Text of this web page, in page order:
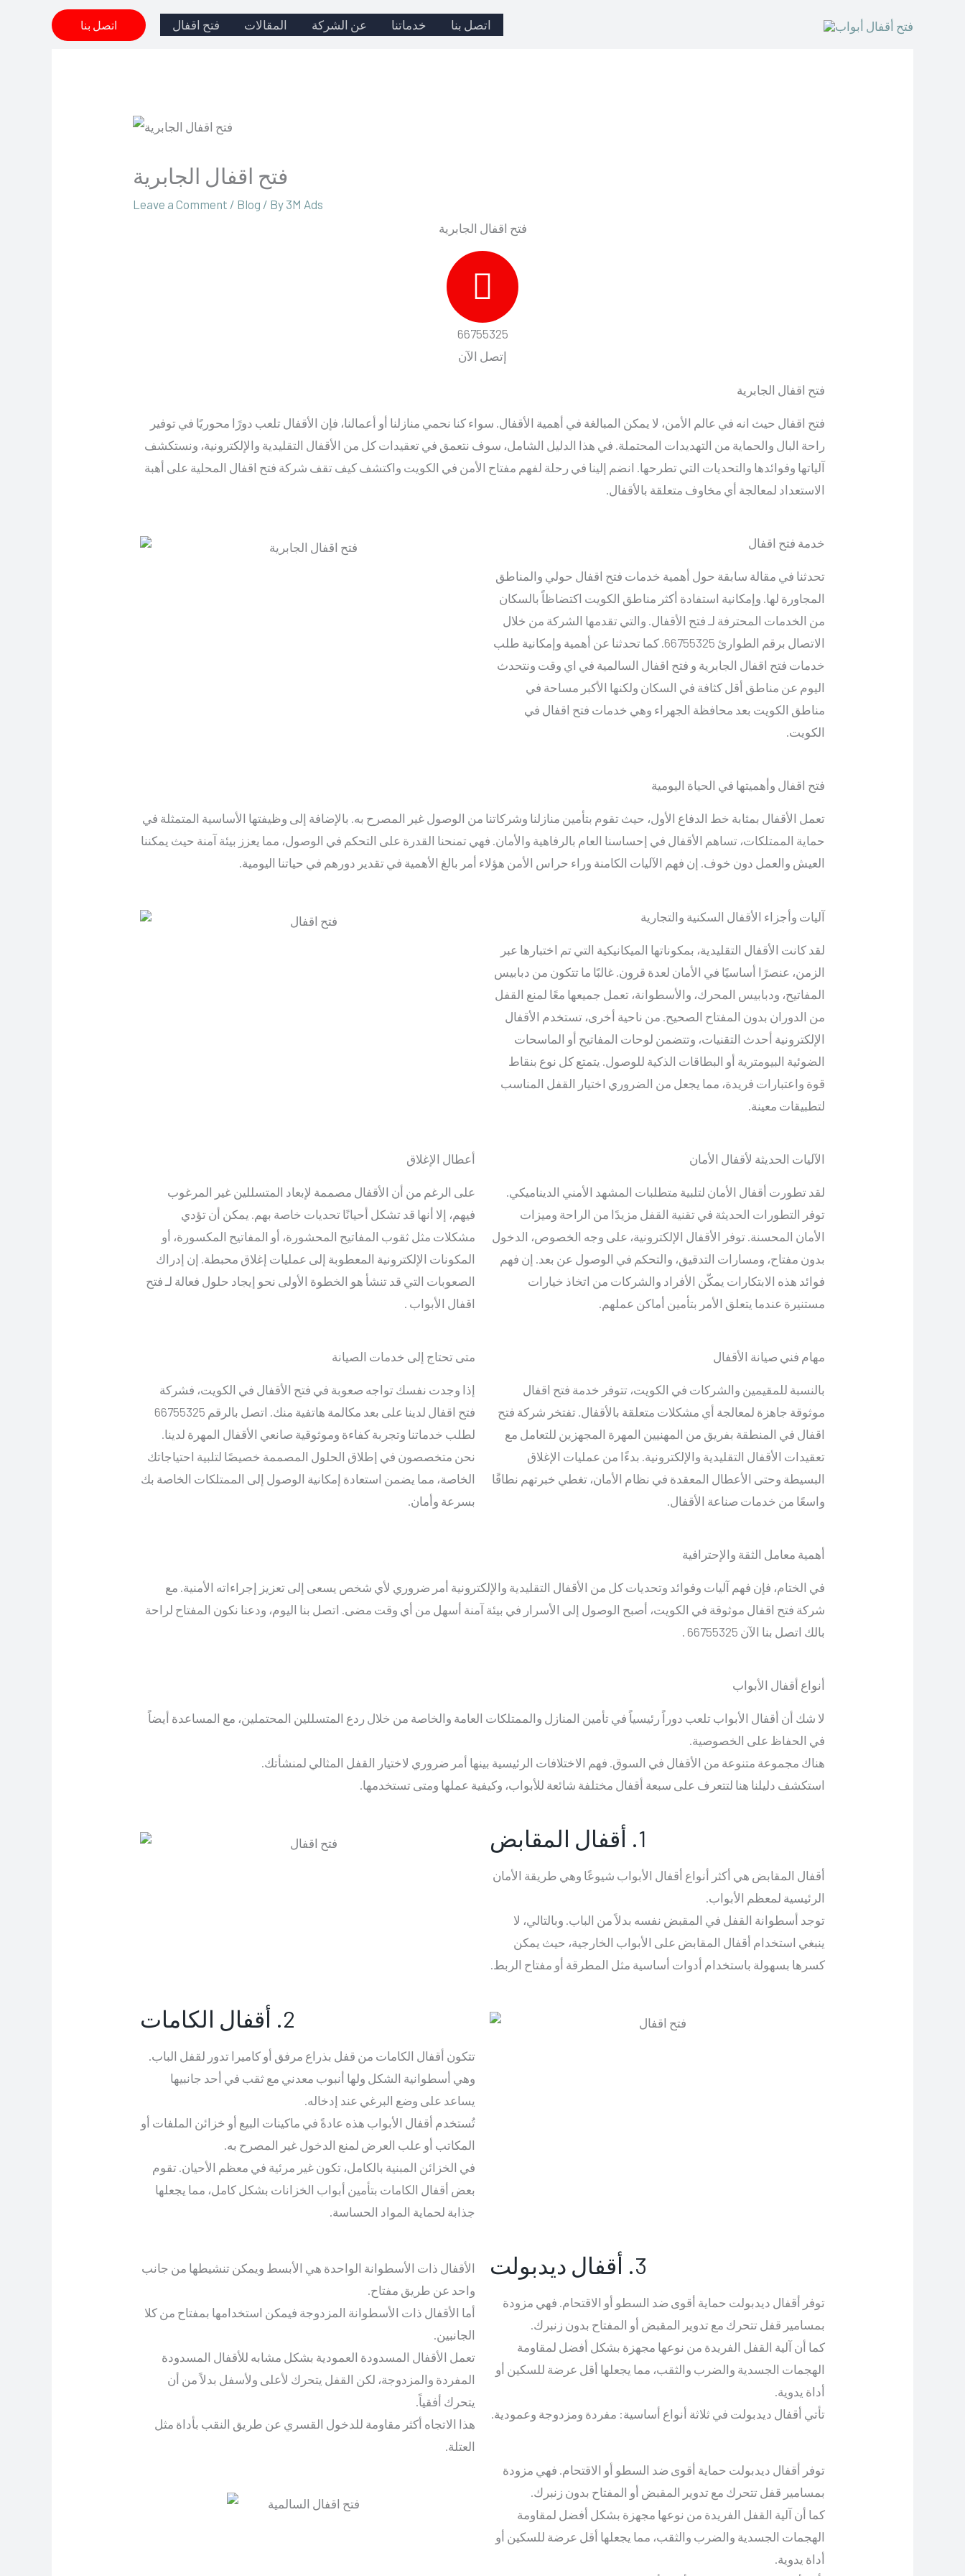
اتصل بنا فتح اقفال المقالات عن الشركة خدماتنا اتصل بنا
فتح اقفال الجابرية
Leave a Comment / Blog / By ‪3M Ads‬‏
فتح اقفال الجابرية
66755325
إتصل الآن
فتح اقفال الجابرية
فتح اقفال حيث انه في عالم الأمن، لا يمكن المبالغة في أهمية الأقفال. سواء كنا نحمي منازلنا أو أعمالنا، فإن الأقفال تلعب دورًا محوريًا في توفير
راحة البال والحماية من التهديدات المحتملة. في هذا الدليل الشامل، سوف نتعمق في تعقيدات كل من الأقفال التقليدية والإلكترونية، ونستكشف
آلياتها وفوائدها والتحديات التي تطرحها. انضم إلينا في رحلة لفهم مفتاح الأمن في الكويت واكتشف كيف تقف شركة فتح اقفال المحلية على أهبة
الاستعداد لمعالجة أي مخاوف متعلقة بالأقفال.
خدمة فتح اقفال
تحدثنا في مقالة سابقة حول أهمية خدمات فتح اقفال حولي والمناطق
المجاورة لها. وإمكانية استفادة أكثر مناطق الكويت اكتضاظاً بالسكان
من الخدمات المحترفة لـ فتح الأقفال. والتي تقدمها الشركة من خلال
الاتصال برقم الطوارئ 66755325. كما تحدثنا عن أهمية وإمكانية طلب
خدمات فتح اقفال الجابرية و فتح اقفال السالمية في اي وقت ونتحدث
اليوم عن مناطق أقل كثافة في السكان ولكنها الأكبر مساحة في
مناطق الكويت بعد محافظة الجهراء وهي خدمات فتح اقفال في
الكويت.
فتح اقفال وأهميتها في الحياة اليومية
تعمل الأقفال بمثابة خط الدفاع الأول، حيث تقوم بتأمين منازلنا وشركاتنا من الوصول غير المصرح به. بالإضافة إلى وظيفتها الأساسية المتمثلة في
حماية الممتلكات، تساهم الأقفال في إحساسنا العام بالرفاهية والأمان. فهي تمنحنا القدرة على التحكم في الوصول، مما يعزز بيئة آمنة حيث يمكننا
العيش والعمل دون خوف. إن فهم الآليات الكامنة وراء حراس الأمن هؤلاء أمر بالغ الأهمية في تقدير دورهم في حياتنا اليومية.
آليات وأجزاء الأقفال السكنية والتجارية
لقد كانت الأقفال التقليدية، بمكوناتها الميكانيكية التي تم اختبارها عبر
الزمن، عنصرًا أساسيًا في الأمان لعدة قرون. غالبًا ما تتكون من دبابيس
المفاتيح، ودبابيس المحرك، والأسطوانة، تعمل جميعها معًا لمنع القفل
من الدوران بدون المفتاح الصحيح. من ناحية أخرى، تستخدم الأقفال
الإلكترونية أحدث التقنيات، وتتضمن لوحات المفاتيح أو الماسحات
الضوئية البيومترية أو البطاقات الذكية للوصول. يتمتع كل نوع بنقاط
قوة واعتبارات فريدة، مما يجعل من الضروري اختيار القفل المناسب
لتطبيقات معينة.
أعطال الإغلاق
على الرغم من أن الأقفال مصممة لإبعاد المتسللين غير المرغوب
فيهم، إلا أنها قد تشكل أحيانًا تحديات خاصة بهم. يمكن أن تؤدي
مشكلات مثل ثقوب المفاتيح المحشورة، أو المفاتيح المكسورة، أو
المكونات الإلكترونية المعطوبة إلى عمليات إغلاق محبطة. إن إدراك
الصعوبات التي قد تنشأ هو الخطوة الأولى نحو إيجاد حلول فعالة لـ فتح
اقفال الأبواب .
الآليات الحديثة لأقفال الأمان
لقد تطورت أقفال الأمان لتلبية متطلبات المشهد الأمني الديناميكي.
توفر التطورات الحديثة في تقنية القفل مزيدًا من الراحة وميزات
الأمان المحسنة. توفر الأقفال الإلكترونية، على وجه الخصوص، الدخول
بدون مفتاح، ومسارات التدقيق، والتحكم في الوصول عن بعد. إن فهم
فوائد هذه الابتكارات يمكّن الأفراد والشركات من اتخاذ خيارات
مستنيرة عندما يتعلق الأمر بتأمين أماكن عملهم.
متى تحتاج إلى خدمات الصيانة
إذا وجدت نفسك تواجه صعوبة في فتح الأقفال في الكويت، فشركة
فتح اقفال لدينا على بعد مكالمة هاتفية منك. اتصل بالرقم 66755325
لطلب خدماتنا وتجربة كفاءة وموثوقية صانعي الأقفال المهرة لدينا.
نحن متخصصون في إطلاق الحلول المصممة خصيصًا لتلبية احتياجاتك
الخاصة، مما يضمن استعادة إمكانية الوصول إلى الممتلكات الخاصة بك
بسرعة وأمان.
مهام فني صيانة الأقفال
بالنسبة للمقيمين والشركات في الكويت، تتوفر خدمة فتح اقفال
موثوقة جاهزة لمعالجة أي مشكلات متعلقة بالأقفال. تفتخر شركة فتح
اقفال في المنطقة بفريق من المهنيين المهرة المجهزين للتعامل مع
تعقيدات الأقفال التقليدية والإلكترونية. بدءًا من عمليات الإغلاق
البسيطة وحتى الأعطال المعقدة في نظام الأمان، تغطي خبرتهم نطاقًا
واسعًا من خدمات صناعة الأقفال.
أهمية معامل الثقة والإحترافية
في الختام، فإن فهم آليات وفوائد وتحديات كل من الأقفال التقليدية والإلكترونية أمر ضروري لأي شخص يسعى إلى تعزيز إجراءاته الأمنية. مع
شركة فتح اقفال موثوقة في الكويت، أصبح الوصول إلى الأسرار في بيئة آمنة أسهل من أي وقت مضى. اتصل بنا اليوم، ودعنا نكون المفتاح لراحة
بالك اتصل بنا الآن 66755325 .
أنواع أقفال الأبواب
لا شك أن أقفال الأبواب تلعب دوراً رئيسياً في تأمين المنازل والممتلكات العامة والخاصة من خلال ردع المتسللين المحتملين، مع المساعدة أيضاً
في الحفاظ على الخصوصية.
هناك مجموعة متنوعة من الأقفال في السوق. فهم الاختلافات الرئيسية بينها أمر ضروري لاختيار القفل المثالي لمنشأتك.
استكشف دليلنا هنا لتتعرف على سبعة أقفال مختلفة شائعة للأبواب، وكيفية عملها ومتى تستخدمها.
1. أقفال المقابض
أقفال المقابض هي أكثر أنواع أقفال الأبواب شيوعًا وهي طريقة الأمان
الرئيسية لمعظم الأبواب.
توجد أسطوانة القفل في المقبض نفسه بدلاً من الباب. وبالتالي، لا
ينبغي استخدام أقفال المقابض على الأبواب الخارجية، حيث يمكن
كسرها بسهولة باستخدام أدوات أساسية مثل المطرقة أو مفتاح الربط.
2. أقفال الكامات
تتكون أقفال الكامات من قفل بذراع مرفق أو كاميرا تدور لقفل الباب.
وهي أسطوانية الشكل ولها أنبوب معدني مع ثقب في أحد جانبيها
يساعد على وضع البرغي عند إدخاله.
تُستخدم أقفال الأبواب هذه عادةً في ماكينات البيع أو خزائن الملفات أو
المكاتب أو علب العرض لمنع الدخول غير المصرح به.
في الخزائن المبنية بالكامل، تكون غير مرئية في معظم الأحيان. تقوم
بعض أقفال الكامات بتأمين أبواب الخزانات بشكل كامل، مما يجعلها
جذابة لحماية المواد الحساسة.
الأقفال ذات الأسطوانة الواحدة هي الأبسط ويمكن تنشيطها من جانب
واحد عن طريق مفتاح.
أما الأقفال ذات الأسطوانة المزدوجة فيمكن استخدامها بمفتاح من كلا
الجانبين.
تعمل الأقفال المسدودة العمودية بشكل مشابه للأقفال المسدودة
المفردة والمزدوجة، لكن القفل يتحرك لأعلى ولأسفل بدلاً من أن
يتحرك أفقياً.
هذا الاتجاه أكثر مقاومة للدخول القسري عن طريق النقب بأداة مثل
العتلة.
3. أقفال ديدبولت
توفر أقفال ديدبولت حماية أقوى ضد السطو أو الاقتحام. فهي مزودة
بمسامير قفل تتحرك مع تدوير المقبض أو المفتاح بدون زنبرك.
كما أن آلية القفل الفريدة من نوعها مجهزة بشكل أفضل لمقاومة
الهجمات الجسدية والضرب والثقب، مما يجعلها أقل عرضة للسكين أو
أداة يدوية.
تأتي أقفال ديدبولت في ثلاثة أنواع أساسية: مفردة ومزدوجة وعمودية.
توفر أقفال ديدبولت حماية أقوى ضد السطو أو الاقتحام. فهي مزودة
بمسامير قفل تتحرك مع تدوير المقبض أو المفتاح بدون زنبرك.
كما أن آلية القفل الفريدة من نوعها مجهزة بشكل أفضل لمقاومة
الهجمات الجسدية والضرب والثقب، مما يجعلها أقل عرضة للسكين أو
أداة يدوية.